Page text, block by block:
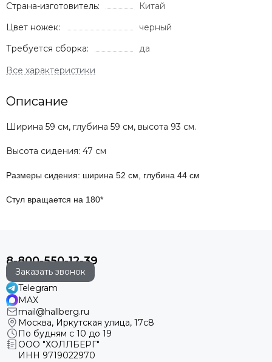
Страна-изготовитель:
Китай
Цвет ножек:
черный
Требуется сборка:
да
Описание
Ширина 59 см, глубина 59 см, высота 93 см.
Высота сидения: 47 см
Размеры сидения: ширина 52 см, глубина 44 см
Стул вращается на 180*
8-800-550-12-39
Заказать звонок
Telegram
MAX
mail@hallberg.ru
Москва, Иркутская улица, 17с8
По будням с 10 до 19
ООО "ХОЛЛБЕРГ"
ИНН 9719022970